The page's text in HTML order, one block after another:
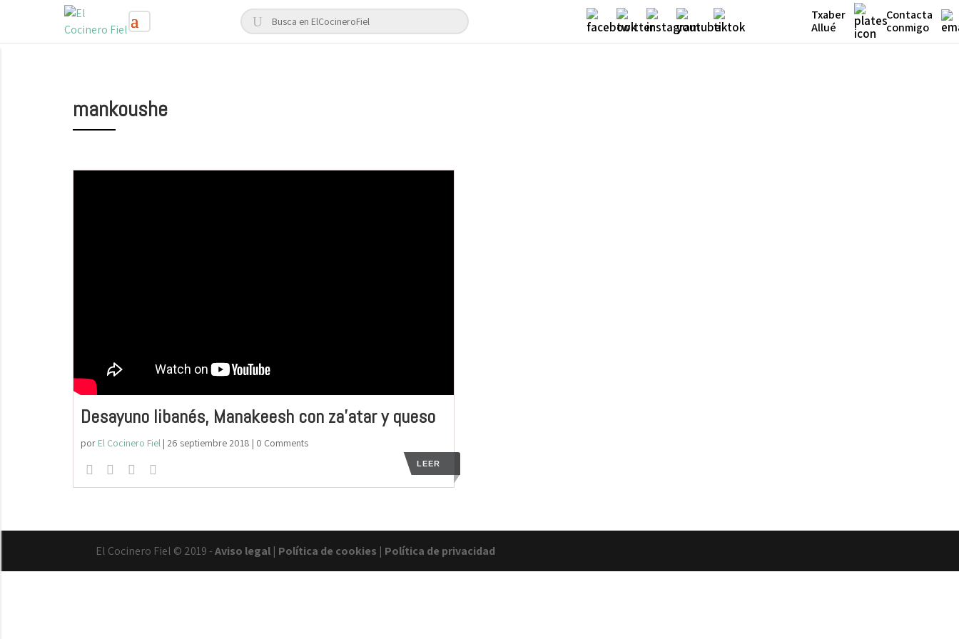
Txaber
Allué
Contacta
conmigo
mankoushe
Desayuno libanés, Manakeesh con za’atar y queso
por El Cocinero Fiel| 26 septiembre 2018 | 0 Comments
LEER
El Cocinero Fiel © 2019 -Aviso legal | Política de cookies | Política de privacidad